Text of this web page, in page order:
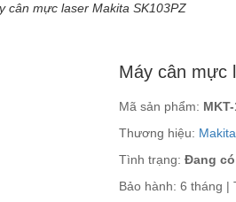
cân mực laser Makita SK103PZ
Máy cân mực
Mã sản phẩm:
Thương hiệu: Makita
Tình trạng: Đang
Bảo hành: 6 tháng |